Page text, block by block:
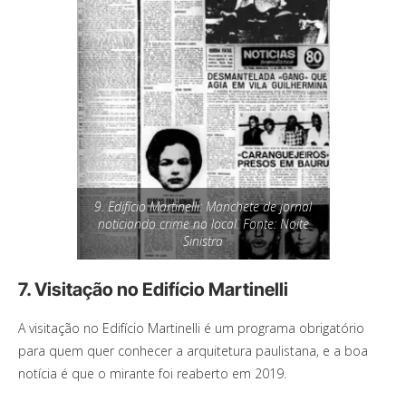
9. Edifício Martinelli: Manchete de jornal
noticiando crime no local. Fonte: Noite
Sinistra
7. Visitação no Edifício Martinelli
A visitação no Edifício Martinelli é um programa obrigatório
para quem quer conhecer a arquitetura paulistana, e a boa
notícia é que o mirante foi reaberto em 2019.